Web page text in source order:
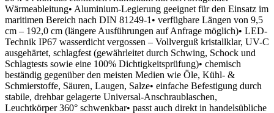
Wärmeableitung• Aluminium-Legierung geeignet für den Einsatz im
maritimen Bereich nach DIN 81249-1• verfügbare Längen von 9,5
cm – 192,0 cm (längere Ausführungen auf Anfrage möglich)• LED-
Technik IP67 wasserdicht vergossen – Vollverguß kristallklar, UV-C
ausgehärtet, schlagfest (gewährleitet durch Schwing, Schock und
Schlagtests sowie eine 100% Dichtigkeitsprüfung)• chemisch
beständig gegenüber den meisten Medien wie Öle, Kühl- &
Schmierstoffe, Säuren, Laugen, Salze• einfache Befestigung durch
stabile, drehbar gelagerte Universal-Anschraublaschen,
Leuchtkörper 360° schwenkbar• passt auch direkt in handelsübliche